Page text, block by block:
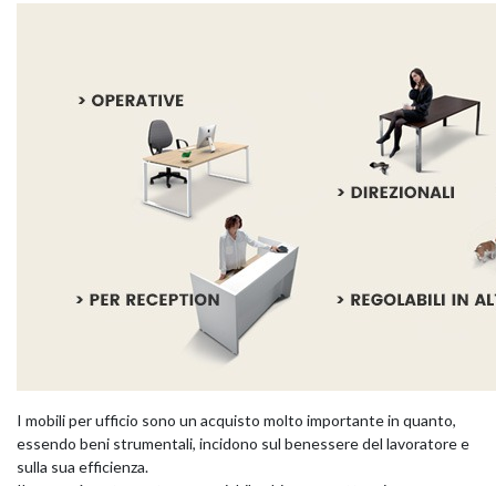
KOROS –
I mobili per ufficio sono un acquisto molto importante in quanto,
essendo beni strumentali, incidono sul benessere del lavoratore e
sulla sua efficienza.